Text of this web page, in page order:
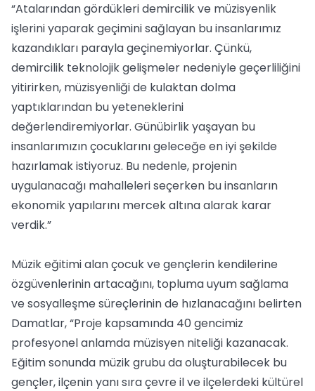
“Atalarından gördükleri demircilik ve müzisyenlik
işlerini yaparak geçimini sağlayan bu insanlarımız
kazandıkları parayla geçinemiyorlar. Çünkü,
demircilik teknolojik gelişmeler nedeniyle geçerliliğini
yitirirken, müzisyenliği de kulaktan dolma
yaptıklarından bu yeteneklerini
değerlendiremiyorlar. Günübirlik yaşayan bu
insanlarımızın çocuklarını geleceğe en iyi şekilde
hazırlamak istiyoruz. Bu nedenle, projenin
uygulanacağı mahalleleri seçerken bu insanların
ekonomik yapılarını mercek altına alarak karar
verdik.”
Müzik eğitimi alan çocuk ve gençlerin kendilerine
özgüvenlerinin artacağını, topluma uyum sağlama
ve sosyalleşme süreçlerinin de hızlanacağını belirten
Damatlar, “Proje kapsamında 40 gencimiz
profesyonel anlamda müzisyen niteliği kazanacak.
Eğitim sonunda müzik grubu da oluşturabilecek bu
gençler, ilçenin yanı sıra çevre il ve ilçelerdeki kültürel